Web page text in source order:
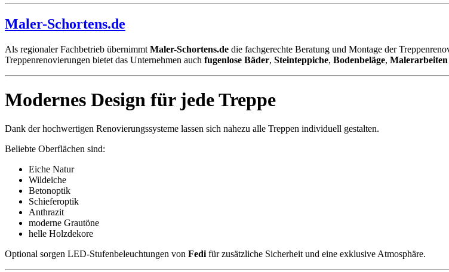
Maler-Schortens.de
Als regionaler Fachbetrieb übernimmt Maler-Schortens.de die fachgerechte Beratung und Montage der
Treppenrenovierungen bietet das Unternehmen auch fugenlose Bäder, Steinteppiche, Bodenbeläge, Malerarbeiten
Modernes Design für jede Treppe
Dank der hochwertigen Renovierungssysteme lassen sich nahezu alle Treppen individuell gestalten.
Beliebte Oberflächen sind:
Eiche Natur
Wildeiche
Betonoptik
Schieferoptik
Anthrazit
moderne Grautöne
helle Holzdekore
Optional sorgen LED-Stufenbeleuchtungen von Fedifür zusätzliche Sicherheit und eine exklusive Atmosphäre.